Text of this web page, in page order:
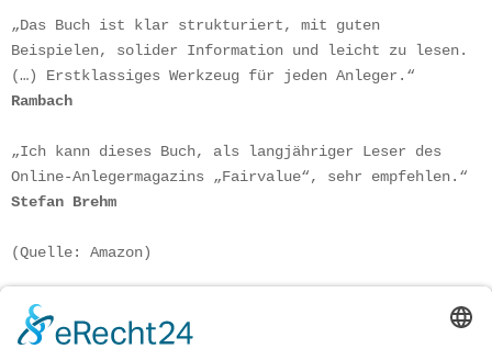
„Das Buch ist klar strukturiert, mit guten
Beispielen, solider Information und leicht zu lesen.
Rambach
„Ich kann dieses Buch, als langjähriger Leser des
Stefan Brehm
(Quelle: Amazon)